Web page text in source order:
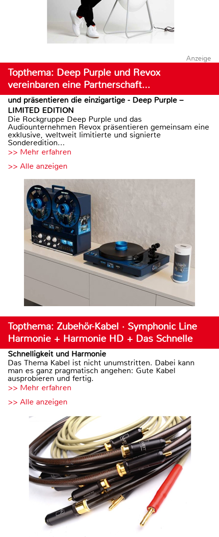
Anzeige
Topthema: Deep Purple und Revox
vereinbaren eine Partnerschaft…
und präsentieren die einzigartige - Deep Purple –
LIMITED EDITION
Die Rockgruppe Deep Purple und das
Audiounternehmen Revox präsentieren gemeinsam eine
exklusive, weltweit limitierte und signierte
Sonderedition...
>> Mehr erfahren
>> Alle anzeigen
Topthema: Zubehör-Kabel · Symphonic Line
Harmonie + Harmonie HD + Das Schnelle
Schnelligkeit und Harmonie
Das Thema Kabel ist nicht unumstritten. Dabei kann
man es ganz pragmatisch angehen: Gute Kabel
ausprobieren und fertig.
>> Mehr erfahren
>> Alle anzeigen